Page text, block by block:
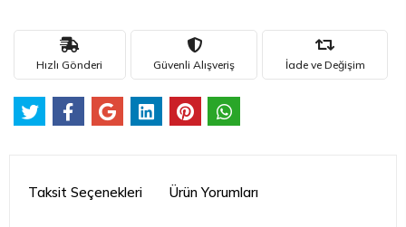
Hızlı Gönderi Güvenli Alışveriş İade ve Değişim
Taksit Seçenekleri Ürün Yorumları